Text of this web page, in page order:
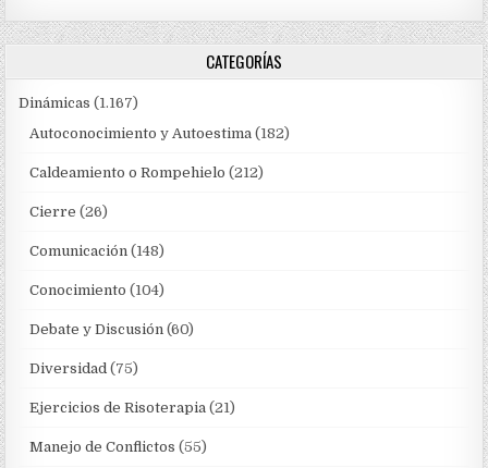
CATEGORÍAS
Dinámicas (1.167)
Autoconocimiento y Autoestima (182)
Caldeamiento o Rompehielo (212)
Cierre (26)
Comunicación (148)
Conocimiento (104)
Debate y Discusión (60)
Diversidad (75)
Ejercicios de Risoterapia (21)
Manejo de Conflictos (55)